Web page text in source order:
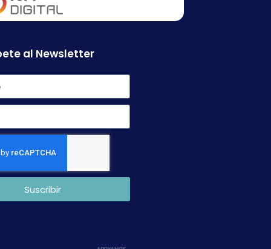
al Newsletter
Suscribir